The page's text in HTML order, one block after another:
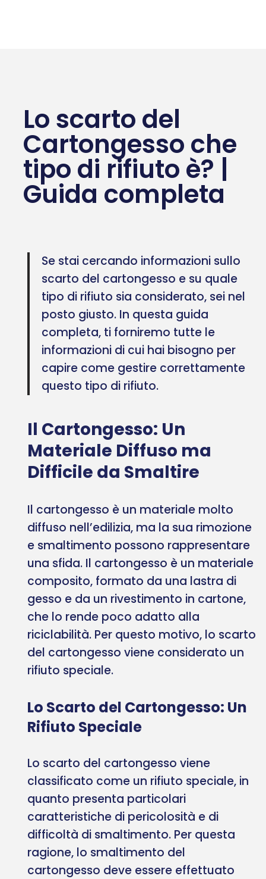
Lo scarto del
Cartongesso che
tipo di rifiuto è? |
Guida completa
Se stai cercando informazioni sullo
scarto del cartongesso e su quale
tipo di rifiuto sia considerato, sei nel
posto giusto. In questa guida
completa, ti forniremo tutte le
informazioni di cui hai bisogno per
capire come gestire correttamente
questo tipo di rifiuto.
Il Cartongesso: Un
Materiale Diffuso ma
Difficile da Smaltire
Il cartongesso è un materiale molto
diffuso nell’edilizia, ma la sua rimozione
e smaltimento possono rappresentare
una sfida. Il cartongesso è un materiale
composito, formato da una lastra di
gesso e da un rivestimento in cartone,
che lo rende poco adatto alla
riciclabilità. Per questo motivo, lo scarto
del cartongesso viene considerato un
rifiuto speciale.
Lo Scarto del Cartongesso: Un
Rifiuto Speciale
Lo scarto del cartongesso viene
classificato come un rifiuto speciale, in
quanto presenta particolari
caratteristiche di pericolosità e di
difficoltà di smaltimento. Per questa
ragione, lo smaltimento del
cartongesso deve essere effettuato